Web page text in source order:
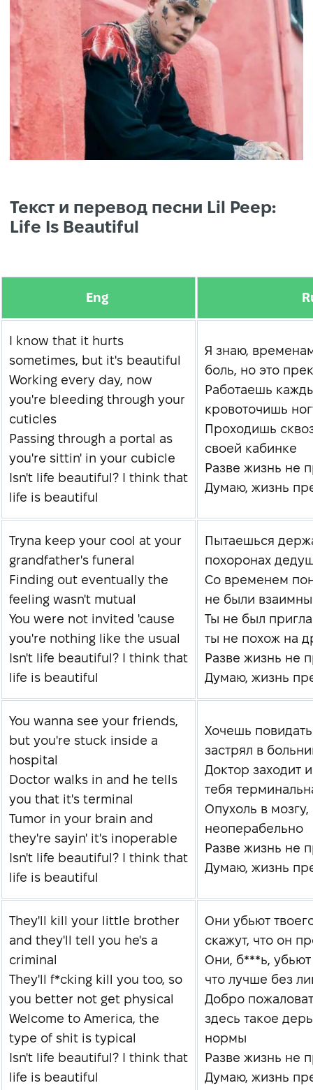
Текст и перевод песни Lil Peep:
Life Is Beautiful
Eng
I know that it hurts
sometimes, but it's beautiful
Working every day, now
you're bleeding through your
cuticles
Passing through a portal as
you're sittin' in your cubicle
Isn't life beautiful? I think that
life is beautiful
Я знаю,
боль, но это
Работаешь
кровоточишь
Проходишь
своей кабинке
Разве жизнь не
Думаю, жизнь
Tryna keep your cool at your
grandfather's funeral
Finding out eventually the
feeling wasn't mutual
You were not invited 'cause
you're nothing like the usual
Isn't life beautiful? I think that
life is beautiful
Пытаешься
похоронах
Со временем
не были
Ты не был
ты не похож на
Разве жизнь не
Думаю, жизнь
You wanna see your friends,
but you're stuck inside a
hospital
Doctor walks in and he tells
you that it's terminal
Tumor in your brain and
they're sayin' it's inoperable
Isn't life beautiful? I think that
life is beautiful
Хочешь
застрял в
Доктор заходит
тебя
Опухоль в мозгу,
неоперабельно
Разве жизнь не
Думаю, жизнь
They'll kill your little brother
and they'll tell you he's a
criminal
They'll f*cking kill you too, so
you better not get physical
Welcome to America, the
type of shit is typical
Isn't life beautiful? I think that
life is beautiful
Они убьют
скажут, что он
Они, б***ь, убьют
что лучше без
Добро
здесь такое
нормы
Разве жизнь не
Думаю, жизнь